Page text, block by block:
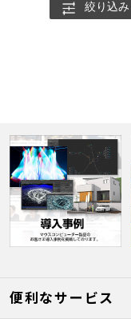
絞り込み
便利なサービス